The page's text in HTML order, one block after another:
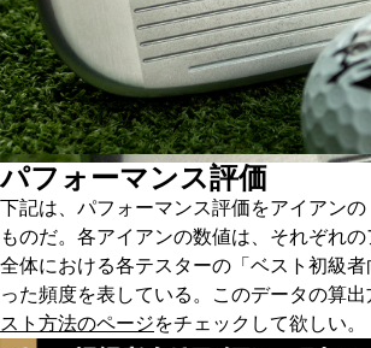
パフォーマンス評価
下記は、パフォーマンス評価をアイアン
ものだ。各アイアンの数値は、それぞれ
全体における各テスターの「ベスト初級
った頻度を表している。このデータの算出
スト方法のページをチェックして欲しい。